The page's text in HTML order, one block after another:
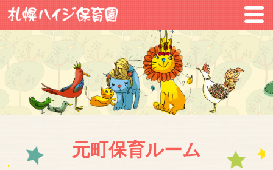
元町保育ルーム